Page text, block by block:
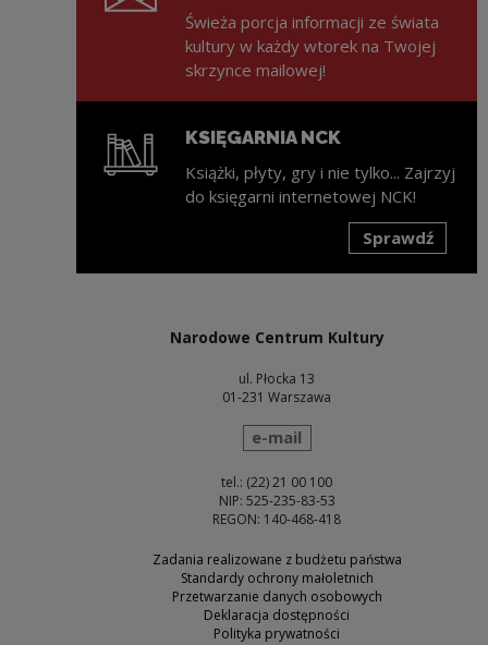
Świeża porcja informacji ze świata
kultury w każdy wtorek na Twojej
skrzynce mailowej!
KSIĘGARNIA NCK
Książki, płyty, gry i nie tylko... Zajrzyj
do księgarni internetowej NCK!
Sprawdź
Narodowe Centrum Kultury
ul. Płocka 13
01-231 Warszawa
wyślij wiadomość
e-mail
tel.: (22) 21 00 100
NIP: 525-235-83-53
REGON: 140-468-418
Zadania realizowane z budżetu państwa
Standardy ochrony małoletnich
Przetwarzanie danych osobowych
Deklaracja dostępności
Polityka prywatności